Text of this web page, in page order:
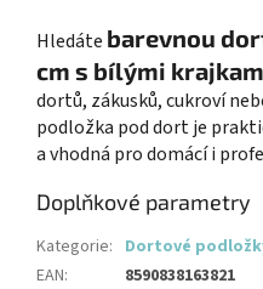
Hledáte barevnou
cm s bílými
dortů, zákusků, cukroví
podložka pod dort je
a vhodná pro domácí i
Doplňkové parametry
Kategorie: Dortové
EAN: 8590838163821